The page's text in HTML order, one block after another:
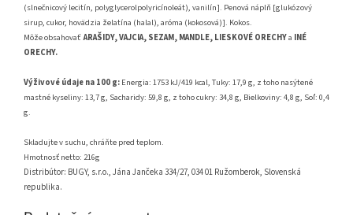
(slnečnicový lecitín, polyglycerolpolyricínoleát), vanilín]. Penová náplň [glukózový
sirup, cukor, hovädzia želatína (halal), aróma (kokosová)]. Kokos.
Môže obsahovať ARAŠIDY, VAJCIA, SEZAM, MANDLE, LIESKOVÉ ORECHYa INÉ
ORECHY.
Výživové údaje na 100 g: Energia: 1753 kJ/419 kcal, Tuky: 17,9 g, z toho nasýtené
mastné kyseliny: 13,7 g, Sacharidy: 59,8 g, z toho cukry: 34,8 g, Bielkoviny: 4,8 g, Soľ: 0,4
g.
Skladujte v suchu, chráňte pred teplom.
Hmotnosť netto: 216g
Distribútor: BUGY, s.r.o., Jána Jančeka 334/27, 034 01 Ružomberok, Slovenská
republika.